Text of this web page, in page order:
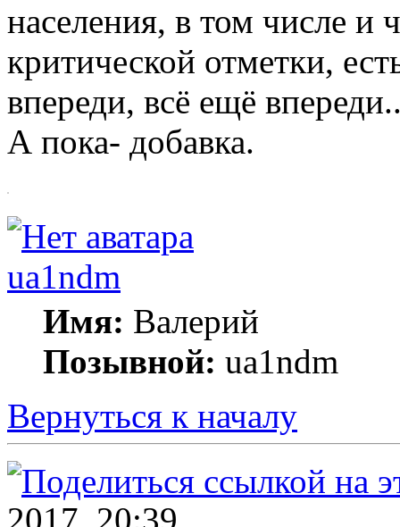
населения, в том числе
критической отметки,
впереди, всё ещё
А пока- добавка.
ua1ndm
Имя: Валерий
Позывной: ua1ndm
Вернуться к началу